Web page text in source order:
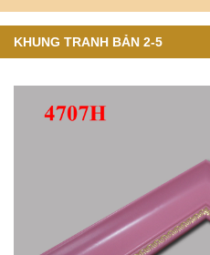
KHUNG TRANH BẢN 2-5